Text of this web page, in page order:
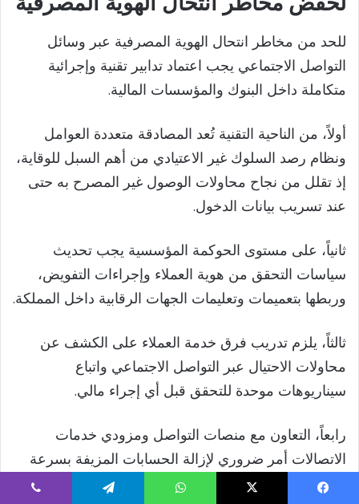
للحد من مخاطر انتحال الهوية المصرفية عبر وسائل
التواصل الاجتماعي يجب اعتماد تدابير تقنية وإجرائية
متكاملة داخل البنوك والمؤسسات المالية.
أولاً، من الناحية التقنية تُعد المصادقة متعددة العوامل
ونظام رصد السلوك غير الاعتيادي من أهم السبل للوقاية،
إذ تقلل من نجاح محاولات الوصول غير المصرح به حتى
عند تسريب بيانات الدخول.
ثانياً، على مستوى الحوكمة المؤسسية يجب تحديث
سياسات التحقق من هوية العملاء وإجراءات التفويض،
وربطها بتعميمات وتعليمات الجهات الرقابية داخل المملكة.
ثالثاً، يلزم تدريب فرق خدمة العملاء على الكشف عن
محاولات الاحتيال عبر التواصل الاجتماعي واتباع
سيناريوهات موحدة للتحقق قبل أي إجراء مالي.
رابعاً، التعاون مع منصات التواصل ومزودي خدمات
الاتصالات أمر ضروري لإزالة الحسابات المزيفة بسرعة
والحد من انتشار المحتوى المخادع.